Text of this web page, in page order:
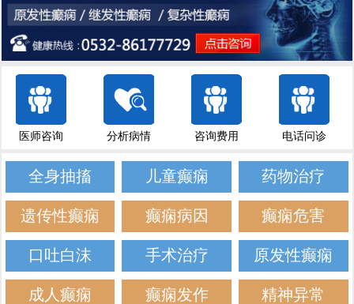
医师咨询 分析病情 咨询费用 电话问诊
全身抽搐 儿童癫痫 药物治疗
遗传性癫痫 癫痫病因 癫痫危害
口吐白沫 手术治疗 原发性癫痫
成人癫痫 癫痫发作 精神异常